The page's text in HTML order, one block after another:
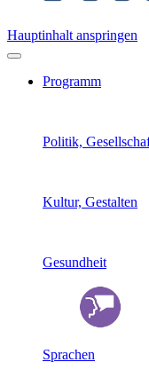
Hauptinhalt anspringen
Programm
Politik,
Kultur, Gestalten
Gesundheit
Sprachen